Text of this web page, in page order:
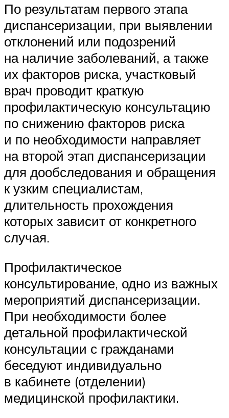
По результатам первого этапа
диспансеризации, при выявлении
отклонений или подозрений
на наличие заболеваний, а также
их факторов риска, участковый
врач проводит краткую
профилактическую консультацию
по снижению факторов риска
и по необходимости направляет
на второй этап диспансеризации
для дообследования и обращения
к узким специалистам,
длительность прохождения
которых зависит от конкретного
случая.
Профилактическое
консультирование, одно из важных
мероприятий диспансеризации.
При необходимости более
детальной профилактической
консультации с гражданами
беседуют индивидуально
в кабинете (отделении)
медицинской профилактики.